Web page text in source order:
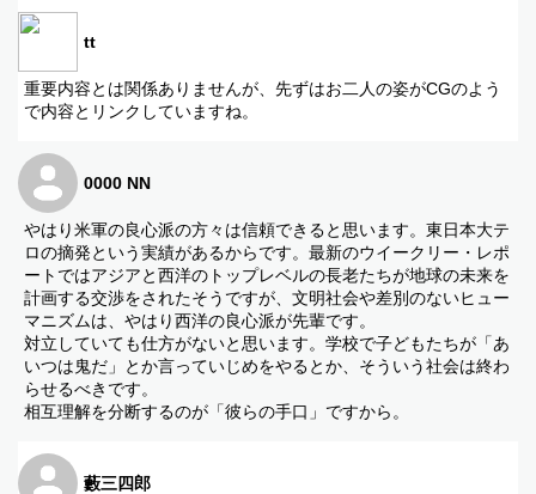
tt
重要内容とは関係ありませんが、先ずはお二人の姿がCGのよう
で内容とリンクしていますね。
0000 NN
やはり米軍の良心派の方々は信頼できると思います。東日本大テ
ロの摘発という実績があるからです。最新のウイークリー・レポ
ートではアジアと西洋のトップレベルの長老たちが地球の未来を
計画する交渉をされたそうですが、文明社会や差別のないヒュー
マニズムは、やはり西洋の良心派が先輩です。
対立していても仕方がないと思います。学校で子どもたちが「あ
いつは鬼だ」とか言っていじめをやるとか、そういう社会は終わ
らせるべきです。
相互理解を分断するのが「彼らの手口」ですから。
藪三四郎